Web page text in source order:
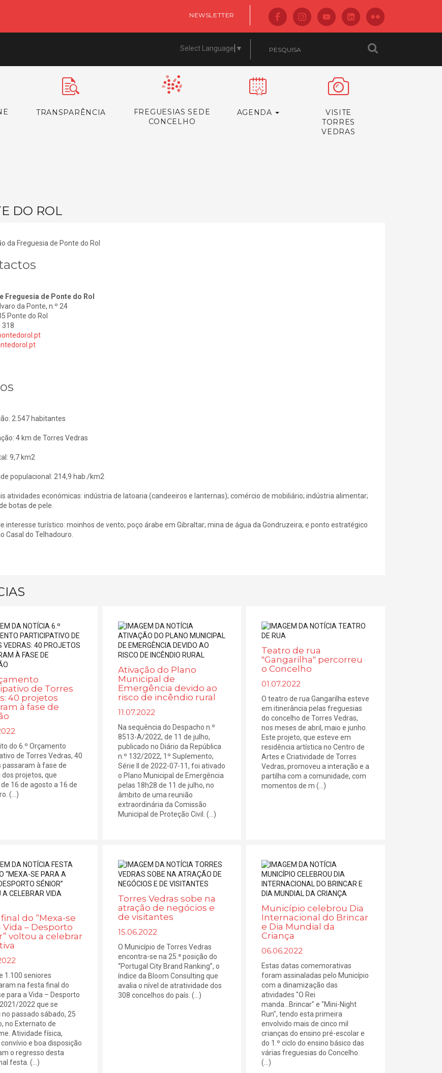
NEWSLETTER
Select Language ▼
TRANSPARÊNCIA
FREGUESIAS SEDE
CONCELHO
AGENDA
VISITE
TORRES
VEDRAS
DO ROL
Freguesia de Ponte do Rol
da Ponte, n.º 24
Ponte do Rol
318
2.547 habitantes
4 km de Torres Vedras
9,7 km2
populacional: 214,9 hab./km2
atividades económicas: indústria de latoaria (candeeiros e lanternas); comércio de mobiliário; indústria alimentar;
botas de pele.
interesse turístico: moinhos de vento; poço árabe em Gibraltar; mina de água da Gondruzeira; e ponto estratégico
Casal do Telhadouro.
de Torres
40 projetos
à fase de
do 6.º Orçamento
de Torres Vedras, 40
passaram à fase de
projetos, que
16 de agosto a 16 de
(...)
Ativação do Plano
Municipal de
Emergência devido ao
risco de incêndio rural
11.07.2022
Na sequência do Despacho n.º
8513-A/2022, de 11 de julho,
publicado no Diário da República
n.º 132/2022, 1º Suplemento,
Série II de 2022-07-11, foi ativado
o Plano Municipal de Emergência
pelas 18h28 de 11 de julho, no
âmbito de uma reunião
extraordinária da Comissão
Municipal de Proteção Civil. (...)
Teatro de rua
"Gangarilha" percorreu
o Concelho
01.07.2022
O teatro de rua Gangarilha esteve
em itinerância pelas freguesias
do concelho de Torres Vedras,
nos meses de abril, maio e junho.
Este projeto, que esteve em
residência artística no Centro de
Artes e Criatividade de Torres
Vedras, promoveu a interação e a
partilha com a comunidade, com
momentos de m (...)
do “Mexa-se
Vida – Desporto
voltou a celebrar
1.100 seniores
na festa final do
para a Vida – Desporto
2022 que se
passado sábado, 25
no Externato de
Atividade física,
e boa disposição
o regresso desta
festa. (...)
Torres Vedras sobe na
atração de negócios e
de visitantes
15.06.2022
O Município de Torres Vedras
encontra-se na 25.ª posição do
“Portugal City Brand Ranking”, o
índice da Bloom Consulting que
avalia o nível de atratividade dos
308 concelhos do país. (...)
Município celebrou Dia
Internacional do Brincar
e Dia Mundial da
Criança
06.06.2022
Estas datas comemorativas
foram assinaladas pelo Município
com a dinamização das
atividades "O Rei
manda...Brincar" e "Mini-Night
Run", tendo esta primeira
envolvido mais de cinco mil
crianças do ensino pré-escolar e
do 1.º ciclo do ensino básico das
várias freguesias do Concelho.
(...)